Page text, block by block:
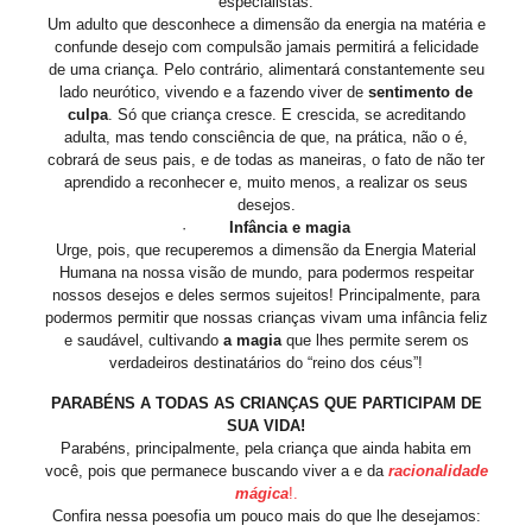
Um adulto que desconhece a dimensão da energia na matéria e
confunde desejo com compulsão jamais permitirá a felicidade
de uma criança. Pelo contrário, alimentará constantemente seu
lado neurótico, vivendo e a fazendo viver de sentimento de
culpa. Só que criança cresce. E crescida, se acreditando
adulta, mas tendo consciência de que, na prática, não o é,
cobrará de seus pais, e de todas as maneiras, o fato de não ter
aprendido a reconhecer e, muito menos, a realizar os seus
desejos.
·
Infância e magia
Urge, pois, que recuperemos a dimensão da Energia Material
Humana na nossa visão de mundo, para podermos respeitar
nossos desejos e deles sermos sujeitos! Principalmente, para
podermos permitir que nossas crianças vivam uma infância feliz
e saudável, cultivando a magiaque lhes permite serem os
verdadeiros destinatários do “reino dos céus”!
PARABÉNS A TODAS AS CRIANÇAS QUE PARTICIPAM DE
SUA VIDA!
Parabéns, principalmente, pela criança que ainda habita em
você, pois que permanece buscando viver a e da racionalidade
mágica!.
Confira nessa poesofia um pouco mais do que lhe desejamos: